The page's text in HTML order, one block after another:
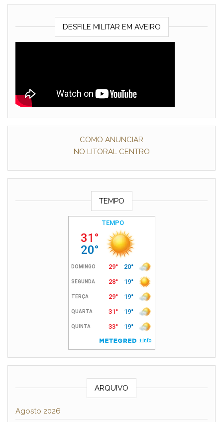
DESFILE MILITAR EM AVEIRO
COMO ANUNCIAR
NO LITORAL CENTRO
TEMPO
ARQUIVO
Agosto 2026